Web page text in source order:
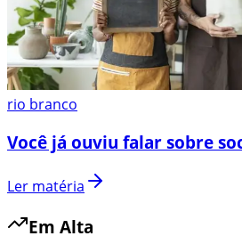
rio branco
Você já ouviu falar sobre
Ler matéria
Em Alta